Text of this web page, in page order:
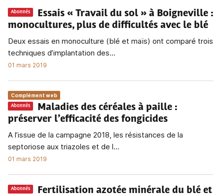
Abonnés Essais « Travail du sol » à Boigneville :
monocultures, plus de difficultés avec le blé
Deux essais en monoculture (blé et maïs) ont comparé trois
techniques d’implantation des...
01 mars 2019
Complément web
Abonnés Maladies des céréales à paille :
préserver l’efficacité des fongicides
A l’issue de la campagne 2018, les résistances de la
septoriose aux triazoles et de l...
01 mars 2019
Abonnés
Fertilisation azotée minérale du blé et